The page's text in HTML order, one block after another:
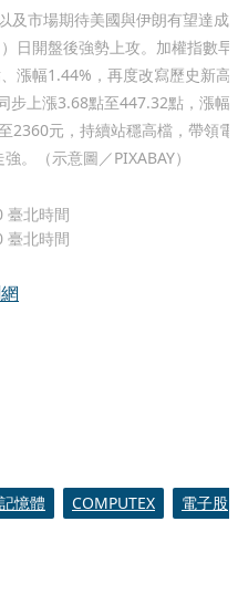
及市場期待美國與伊朗有望達成
日開盤後強勢上攻。加權指數早
漲幅1.44%，再度改寫歷史新高
步上漲3.68點至447.32點，漲幅
2360元，持續站穩高檔，帶領
。（示意圖／PIXABAY）
臺北時間
臺北時間
記憶體 COMPUTEX
電子股